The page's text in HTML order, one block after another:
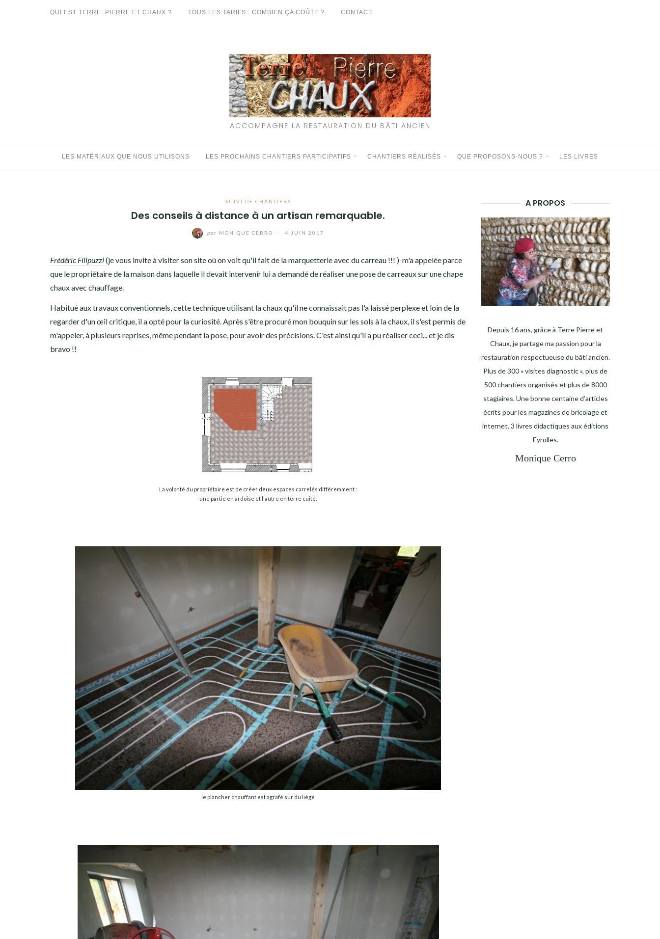
QUI EST TERRE, PIERRE ET CHAUX ? TOUS LES TARIFS : COMBIEN ÇA COÛTE ? CONTACT
ACCOMPAGNE LA RESTAURATION DU BÂTI ANCIEN
LES MATÉRIAUX QUE NOUS UTILISONS LES PROCHAINS CHANTIERS PARTICIPATIFS CHANTIERS RÉALISÉS QUE PROPOSONS-NOUS ? LES LIVRES
SUIVI DE CHANTIERS
Des conseils à distance à un artisan remarquable.
par MONIQUE CERRO 4 JUIN 2017
Frédéric Filipuzzi(je vous invite à visiter son site où on voit qu'il fait de la marquetterie avec du carreau !!! ) m'a appelée parce
que le propriétaire de la maison dans laquelle il devait intervenir lui a demandé de réaliser une pose de carreaux sur une chape
chaux avec chauffage.
Habitué aux travaux conventionnels, cette technique utilisant la chaux qu'il ne connaissait pas l'a laissé perplexe et loin de la
regarder d'un œil critique, il a opté pour la curiosité. Après s'être procuré mon bouquin sur les sols à la chaux, il s'est permis de
m'appeler, à plusieurs reprises, même pendant la pose, pour avoir des précisions. C'est ainsi qu'il a pu réaliser ceci... et je dis
bravo !!
La volonté du propriétaire est de créer deux espaces carrelés différemment :
une partie en ardoise et l'autre en terre cuite.
le plancher chauffant est agrafé sur du liège
A PROPOS
Depuis 16 ans, grâce à Terre Pierre et
Chaux, je partage ma passion pour la
restauration respectueuse du bâti ancien.
Plus de 300 « visites diagnostic », plus de
500 chantiers organisés et plus de 8000
stagiaires. Une bonne centaine d’articles
écrits pour les magazines de bricolage et
internet. 3 livres didactiques aux éditions
Eyrolles.
Monique Cerro